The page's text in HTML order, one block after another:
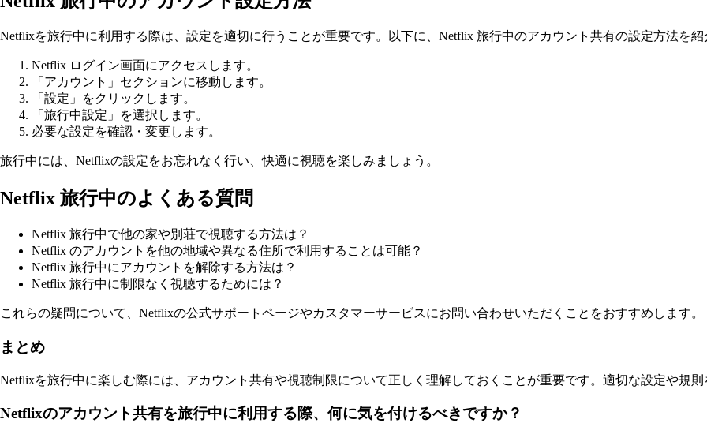
Netflixを旅行中に利用する際は、設定を適切に行うことが重要です。以下に、Netflix 旅行中のアカウント共有の設定方法を紹
Netflix ログイン画面にアクセスします。
「アカウント」セクションに移動します。
「設定」をクリックします。
「旅行中設定」を選択します。
必要な設定を確認・変更します。
旅行中には、Netflixの設定をお忘れなく行い、快適に視聴を楽しみましょう。
Netflix 旅行中のよくある質問
Netflix 旅行中で他の家や別荘で視聴する方法は？
Netflix のアカウントを他の地域や異なる住所で利用することは可能？
Netflix 旅行中にアカウントを解除する方法は？
Netflix 旅行中に制限なく視聴するためには？
これらの疑問について、Netflixの公式サポートページやカスタマーサービスにお問い合わせいただくことをおすすめします。
まとめ
Netflixを旅行中に楽しむ際には、アカウント共有や視聴制限について正しく理解しておくことが重要です。適切な設定や規
Netflixのアカウント共有を旅行中に利用する際、何に気を付けるべきですか？